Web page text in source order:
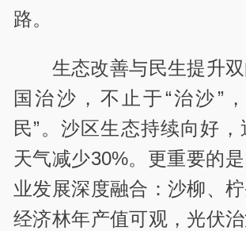
路。
生态改善与民生提升
国治沙，不止于“治沙”
民”。沙区生态持续向好
天气减少30%。更重要的
业发展深度融合：沙柳、
经济林年产值可观，光伏